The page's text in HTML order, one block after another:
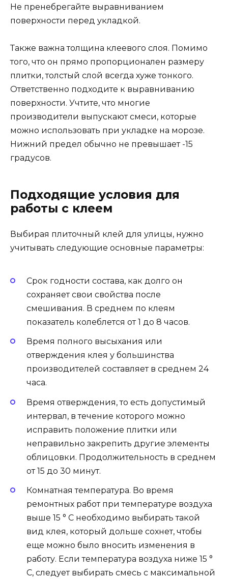
Не пренебрегайте выравниванием
поверхности перед укладкой.
Также важна толщина клеевого слоя. Помимо
того, что он прямо пропорционален размеру
плитки, толстый слой всегда хуже тонкого.
Ответственно подходите к выравниванию
поверхности. Учтите, что многие
производители выпускают смеси, которые
можно использовать при укладке на морозе.
Нижний предел обычно не превышает -15
градусов.
Подходящие условия для
работы с клеем
Выбирая плиточный клей для улицы, нужно
учитывать следующие основные параметры:
Срок годности состава, как долго он
сохраняет свои свойства после
смешивания. В среднем по клеям
показатель колеблется от 1 до 8 часов.
Время полного высыхания или
отверждения клея у большинства
производителей составляет в среднем 24
часа.
Время отверждения, то есть допустимый
интервал, в течение которого можно
исправить положение плитки или
неправильно закрепить другие элементы
облицовки. Продолжительность в среднем
от 15 до 30 минут.
Комнатная температура. Во время
ремонтных работ при температуре воздуха
выше 15 ° С необходимо выбирать такой
вид клея, который дольше сохнет, чтобы
еще можно было вносить изменения в
работу. Если температура воздуха ниже 15 °
C, следует выбирать смесь с максимальной